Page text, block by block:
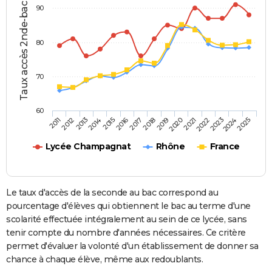
Taux accès 2nde-bac (%)
Lycée Champagnat Rhône France
201120122013201420152016201720182019202020212022202320242025
60
70
80
90
Le taux d'accès de la seconde au bac correspond au
pourcentage d'élèves qui obtiennent le bac au terme d'une
scolarité effectuée intégralement au sein de ce lycée, sans
tenir compte du nombre d'années nécessaires. Ce critère
permet d'évaluer la volonté d'un établissement de donner sa
chance à chaque élève, même aux redoublants.